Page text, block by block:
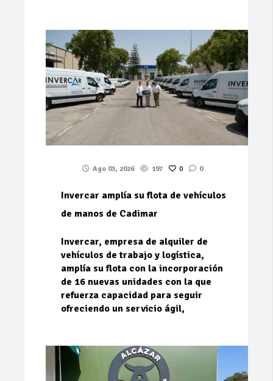
Ago 03, 2026 197 0 0
Invercar amplía su flota de vehículos
de manos de Cadimar
Invercar, empresa de alquiler de
vehículos de trabajo y logística,
amplía su flota con la incorporación
de 16 nuevas unidades con la que
refuerza capacidad para seguir
ofreciendo un servicio ágil,